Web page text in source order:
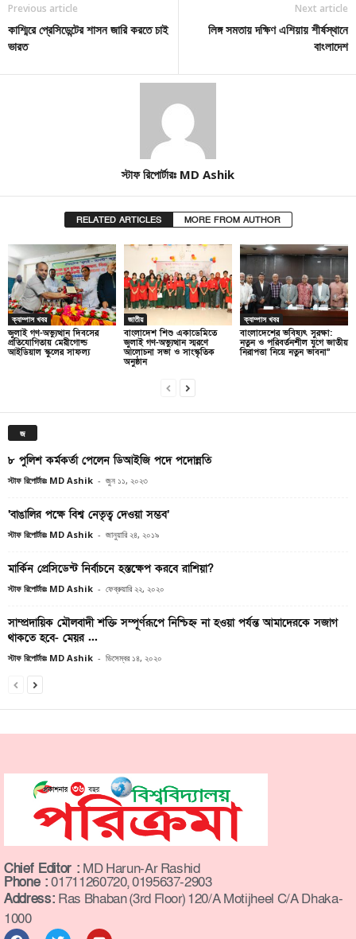
Previous article
কাশ্মিরে প্রেসিডেন্টের শাসন জারি করতে চাই
ভারত
Next article
লিঙ্গ সমতায় দক্ষিণ এশিয়ায় শীর্ষস্থানে
বাংলাদেশ
স্টাফ রিপোর্টারঃ MD Ashik
RELATED ARTICLES MORE FROM AUTHOR
ক্যাম্পাস খবর
জুলাই গণ-অভ্যুত্থান দিবসের
প্রতিযোগিতায় মেরীগোল্ড
আইডিয়াল স্কুলের সাফল্য
জাতীয়
বাংলাদেশ শিশু একাডেমিতে
জুলাই গণ-অভ্যুত্থান স্মরণে
আলোচনা সভা ও সাংস্কৃতিক
অনুষ্ঠান
ক্যাম্পাস খবর
বাংলাদেশের ভবিষ্যৎ সুরক্ষা:
নতুন ও পরিবর্তনশীল যুগে জাতীয়
নিরাপত্তা নিয়ে নতুন ভাবনা”
জ
৮ পুলিশ কর্মকর্তা পেলেন ডিআইজি পদে পদোন্নতি
স্টাফ রিপোর্টারঃ MD Ashik - জুন ১১, ২০২৩
‘বাঙালির পক্ষে বিশ্ব নেতৃত্ব দেওয়া সম্ভব’
স্টাফ রিপোর্টারঃ MD Ashik - জানুয়ারি ২৪, ২০১৯
মার্কিন প্রেসিডেন্ট নির্বাচনে হস্তক্ষেপ করবে রাশিয়া?
স্টাফ রিপোর্টারঃ MD Ashik - ফেব্রুয়ারি ২২, ২০২০
সাম্প্রদায়িক মৌলবাদী শক্তি সম্পূর্ণরূপে নিশ্চিহ্ন না হওয়া পর্যন্ত আমাদেরকে সজাগ
থাকতে হবে- মেয়র ...
স্টাফ রিপোর্টারঃ MD Ashik - ডিসেম্বর ১৪, ২০২০
Chief Editor : MD Harun-Ar Rashid
Phone :01711260720, 0195637-2903
Address: Ras Bhaban (3rd Floor) 120/A Motijheel C/A Dhaka-
1000